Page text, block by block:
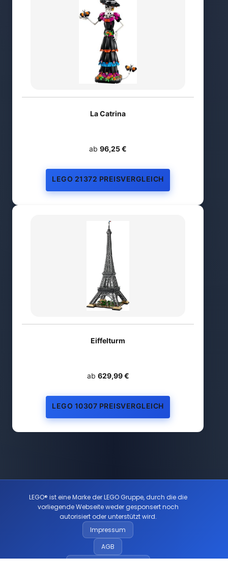
La Catrina
ab 96,25 €
LEGO 21372 PREISVERGLEICH
Eiffelturm
ab 629,99 €
LEGO 10307 PREISVERGLEICH
LEGO® ist eine Marke der LEGO Gruppe, durch die die
vorliegende Webseite weder gesponsert noch
autorisiert oder unterstützt wird.
Impressum
AGB